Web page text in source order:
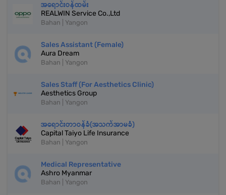
အရောင်းဝန်ထမ်း
REALWIN Service Co.,Ltd
Bahan | Yangon
Sales Assistant (Female)
Aura Dream
Bahan | Yangon
Sales Staff (For Aesthetics Clinic)
Aesthetics Group
Bahan | Yangon
အရောင်းတာဝန်ခံ(အသက်အာမခံ)
Capital Taiyo Life Insurance
Bahan | Yangon
Medical Representative
Ashro Myanmar
Bahan | Yangon